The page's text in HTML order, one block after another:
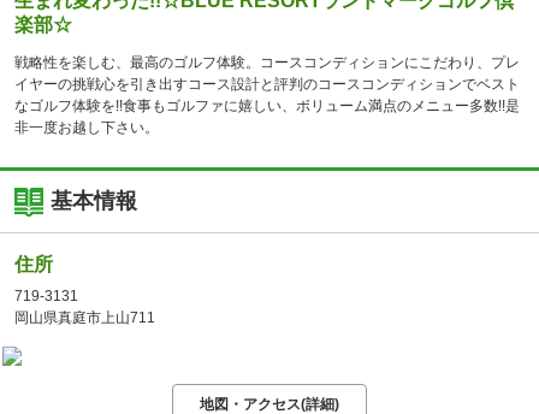
楽部☆
戦略性を楽しむ、最高のゴルフ体験。コースコンディションにこだわり、プレ
イヤーの挑戦心を引き出すコース設計と評判のコースコンディションでベスト
なゴルフ体験を!!食事もゴルファに嬉しい、ボリューム満点のメニュー多数!!是
非一度お越し下さい。
基本情報
住所
719-3131
岡山県真庭市上山711
地図・アクセス(詳細)